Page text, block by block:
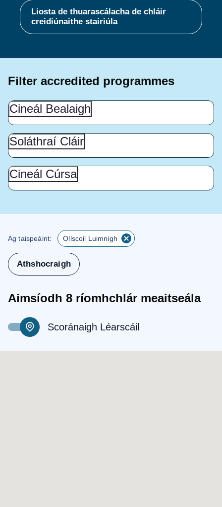
Liosta de thuarascálacha de chláir
creidiúnaithe stairiúla
Filter accredited programmes
Cineál
Bealaigh
Cineál Bealaigh
(Show
this
section)
Soláthraí
Cláir
Soláthraí Cláir
(Show
this
section)
Cineál
Cúrsa
Cineál Cúrsa
(Show
section)
Ag taispeáint: Ollscoil Luimnigh
Athshocraigh
Aimsíodh 8 ríomhchlár meaitseála
Scoránaigh Léarscáil